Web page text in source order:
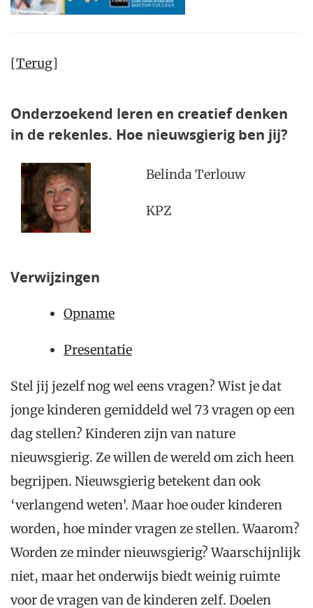
[Terug]
Onderzoekend leren en creatief denken
in de rekenles. Hoe nieuwsgierig ben jij?
Belinda Terlouw
KPZ
Verwijzingen
Opname
Presentatie
Stel jij jezelf nog wel eens vragen? Wist je dat
jonge kinderen gemiddeld wel 73 vragen op een
dag stellen? Kinderen zijn van nature
nieuwsgierig. Ze willen de wereld om zich heen
begrijpen. Nieuwsgierig betekent dan ook
‘verlangend weten’. Maar hoe ouder kinderen
worden, hoe minder vragen ze stellen. Waarom?
Worden ze minder nieuwsgierig? Waarschijnlijk
niet, maar het onderwijs biedt weinig ruimte
voor de vragen van de kinderen zelf. Doelen